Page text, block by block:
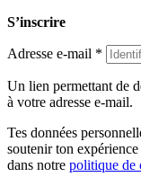
S’inscrire
Adresse e-mail *
Un lien permettant de
à votre adresse e-mail.
Tes données
soutenir ton
dans notre politique de